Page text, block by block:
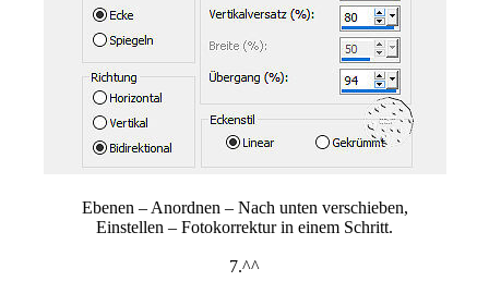
Ebenen – Anordnen – Nach unten verschieben,
Einstellen – Fotokorrektur in einem Schritt.
7.^^